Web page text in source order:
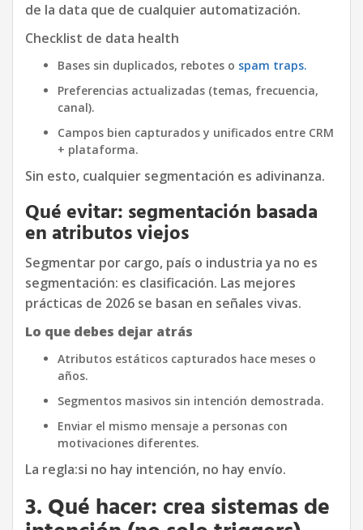
de la data que de cualquier automatización.
Checklist de data health
Bases sin duplicados, rebotes o spam traps.
Preferencias actualizadas (temas, frecuencia,
canal).
Campos bien capturados y unificados entre CRM
+ plataforma.
Sin esto, cualquier segmentación es adivinanza.
Qué evitar: segmentación basada
en atributos viejos
Segmentar por cargo, país o industria ya no es
segmentación: es clasificación. Las mejores
prácticas de 2026 se basan en señales vivas.
Lo que debes dejar atrás
Atributos estáticos capturados hace meses o
años.
Segmentos masivos sin intención demostrada.
Enviar el mismo mensaje a personas con
motivaciones diferentes.
La regla:si no hay intención, no hay envío.
3. Qué hacer: crea sistemas de